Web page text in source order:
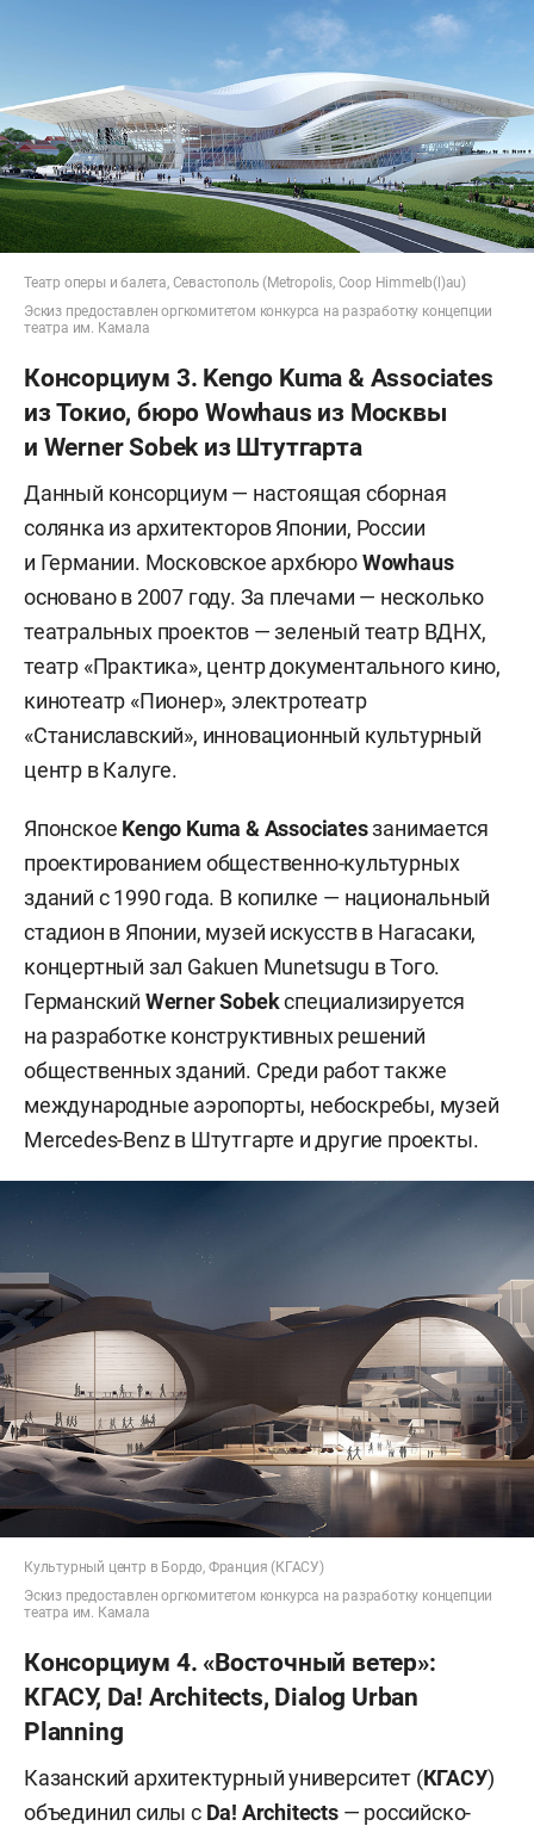
Театр оперы и балета, Севастополь (Metropolis, Coop Himmelb(l)au)
Эскиз предоставлен оргкомитетом конкурса на разработку концепции
театра им. Камала
Консорциум 3. Kengo Kuma & Associates
из Токио, бюро Wowhaus из Москвы
и Werner Sobek из Штутгарта
Данный консорциум — настоящая сборная
солянка из архитекторов Японии, России
и Германии. Московское архбюроWowhaus
основано в 2007 году. За плечами — несколько
театральных проектов — зеленый театр ВДНХ,
театр «Практика», центр документального кино,
кинотеатр «Пионер», электротеатр
«Станиславский», инновационный культурный
центр в Калуге.
Японское Kengo Kuma & Associatesзанимается
проектированием общественно-культурных
зданий с 1990 года. В копилке — национальный
стадион в Японии, музей искусств в Нагасаки,
концертный зал Gakuen Munetsugu в Того.
Германский Werner Sobekспециализируется
на разработке конструктивных решений
общественных зданий. Среди работ также
международные аэропорты, небоскребы, музей
Mercedes-Benz в Штутгарте и другие проекты.
Культурный центр в Бордо, Франция (КГАСУ)
Эскиз предоставлен оргкомитетом конкурса на разработку концепции
театра им. Камала
Консорциум 4. «Восточный ветер»:
КГАСУ, Da! Architects, Dialog Urban
Planning
Казанский архитектурный университет (КГАСУ)
объединил силы с Da! Architects— российско-